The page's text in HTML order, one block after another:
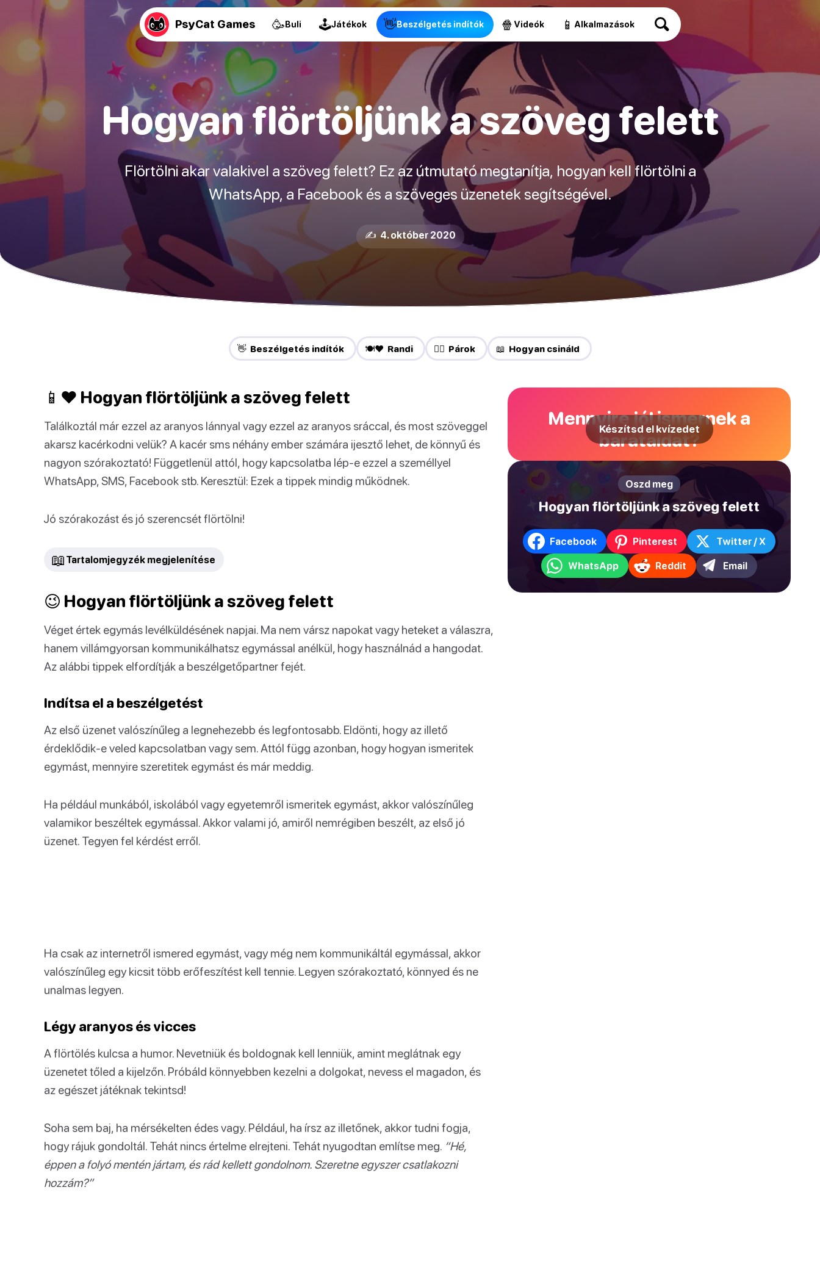
PsyCat Games 🥳Buli 🕹Játékok 👋Beszélgetés indítók 🍿 Videók 📱 Alkalmazások
Hogyan flörtöljünk a szöveg felett
Flörtölni akar valakivel a szöveg felett? Ez az útmutató megtanítja, hogyan kell flörtölni a
WhatsApp, a Facebook és a szöveges üzenetek segítségével.
✍️ 4. október 2020
👋 Beszélgetés indítók 🍽️❤️ Randi ❤️‍🔥 Párok 📖 Hogyan csináld
📱❤ Hogyan flörtöljünk a szöveg felett
Találkoztál már ezzel az aranyos lánnyal vagy ezzel az aranyos sráccal, és most szöveggel
akarsz kacérkodni velük? A kacér sms néhány ember számára ijesztő lehet, de könnyű és
nagyon szórakoztató! Függetlenül attól, hogy kapcsolatba lép-e ezzel a személlyel
WhatsApp, SMS, Facebook stb. Keresztül: Ezek a tippek mindig működnek.
Jó szórakozást és jó szerencsét flörtölni!
📖 Tartalomjegyzék megjelenítése
😉 Hogyan flörtöljünk a szöveg felett
Véget értek egymás levélküldésének napjai. Ma nem vársz napokat vagy heteket a válaszra,
hanem villámgyorsan kommunikálhatsz egymással anélkül, hogy használnád a hangodat.
Az alábbi tippek elfordítják a beszélgetőpartner fejét.
Indítsa el a beszélgetést
Az első üzenet valószínűleg a legnehezebb és legfontosabb. Eldönti, hogy az illető
érdeklődik-e veled kapcsolatban vagy sem. Attól függ azonban, hogy hogyan ismeritek
egymást, mennyire szeretitek egymást és már meddig.
Ha például munkából, iskolából vagy egyetemről ismeritek egymást, akkor valószínűleg
valamikor beszéltek egymással. Akkor valami jó, amiről nemrégiben beszélt, az első jó
üzenet. Tegyen fel kérdést erről.
Ha csak az internetről ismered egymást, vagy még nem kommunikáltál egymással, akkor
valószínűleg egy kicsit több erőfeszítést kell tennie. Legyen szórakoztató, könnyed és ne
unalmas legyen.
Légy aranyos és vicces
A flörtölés kulcsa a humor. Nevetniük és boldognak kell lenniük, amint meglátnak egy
üzenetet tőled a kijelzőn. Próbáld könnyebben kezelni a dolgokat, nevess el magadon, és
az egészet játéknak tekintsd!
Soha sem baj, ha mérsékelten édes vagy. Például, ha írsz az illetőnek, akkor tudni fogja,
hogy rájuk gondoltál. Tehát nincs értelme elrejteni. Tehát nyugodtan említse meg. “Hé,
éppen a folyó mentén jártam, és rád kellett gondolnom. Szeretne egyszer csatlakozni
hozzám?”
Mennyire jól ismernek a
barátaidat?
Készítsd el kvízedet
Oszd meg
Hogyan flörtöljünk a szöveg felett
Facebook Pinterest Twitter / X
WhatsApp Reddit Email